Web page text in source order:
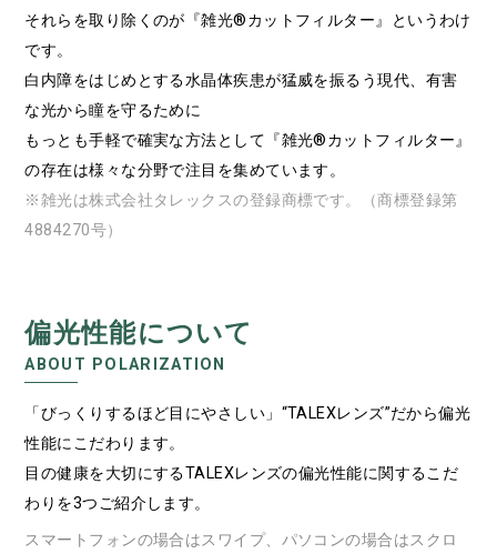
それらを取り除くのが『雑光®カットフィルター』というわけ
です。
白内障をはじめとする水晶体疾患が猛威を振るう現代、有害
な光から瞳を守るために
もっとも手軽で確実な方法として『雑光®カットフィルター』
の存在は様々な分野で注目を集めています。
※雑光は株式会社タレックスの登録商標です。（商標登録第
4884270号）
偏光性能について
ABOUT POLARIZATION
「びっくりするほど目にやさしい」“TALEXレンズ”だから偏光
性能にこだわります。
目の健康を大切にするTALEXレンズの偏光性能に関するこだ
わりを3つご紹介します。
スマートフォンの場合はスワイプ、パソコンの場合はスクロ